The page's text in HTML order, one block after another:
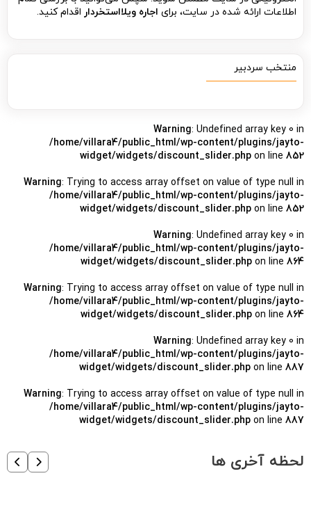
اطلاعات ارائه شده در سایت، برای اجاره ویلااستخردار اقدام کنید.
منتخب سردبیر
Warning: Undefined array key 0 in
/home/villara4/public_html/wp-content/plugins/jayto-
widget/widgets/discount_slider.php on line 852
Warning: Trying to access array offset on value of type null in
/home/villara4/public_html/wp-content/plugins/jayto-
widget/widgets/discount_slider.php on line 852
Warning: Undefined array key 0 in
/home/villara4/public_html/wp-content/plugins/jayto-
widget/widgets/discount_slider.php on line 864
Warning: Trying to access array offset on value of type null in
/home/villara4/public_html/wp-content/plugins/jayto-
widget/widgets/discount_slider.php on line 864
Warning: Undefined array key 0 in
/home/villara4/public_html/wp-content/plugins/jayto-
widget/widgets/discount_slider.php on line 887
Warning: Trying to access array offset on value of type null in
/home/villara4/public_html/wp-content/plugins/jayto-
widget/widgets/discount_slider.php on line 887
لحظه آخری ها